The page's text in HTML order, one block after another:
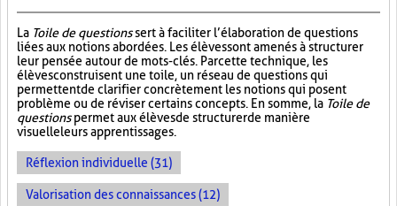
La Toile de questionssert à faciliter l’élaboration de questions
liées aux notions abordées. Les élèves sont amenés à structurer
leur pensée autour de mots-clés. Par cette technique, les
élèves construisent une toile, un réseau de questions qui
permettent de clarifier concrètement les notions qui posent
problème ou de réviser certains concepts. En somme, la Toile de
questionspermet aux élèves de structurer de manière
visuelle leurs apprentissages.
Réflexion individuelle (31)
Valorisation des connaissances (12)